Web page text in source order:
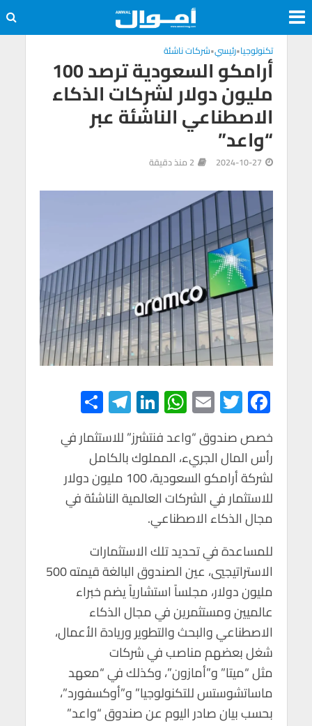
تكنولوجيا•رئيسي•شركات ناشئة
أرامكو السعودية ترصد 100
مليون دولار لشركات الذكاء
الاصطناعي الناشئة عبر
“واعد”
2024-10-27 2 منذ دقيقة
F
ac
e
b
o
o
k
T
wi
tt
er
E
m
ail
W
h
at
s
A
p
p
Li
n
ke
dI
n
Te
le
gr
a
m
h
ar
e
خصص صندوق “واعد فنتشرز” للاستثمار في
رأس المال الجريء، المملوك بالكامل
لشركة أرامكو السعودية، 100 مليون دولار
للاستثمار في الشركات العالمية الناشئة في
مجال الذكاء الاصطناعي.
للمساعدة في تحديد تلك الاستثمارات
الاستراتيجيي، عين الصندوق البالغة قيمته 500
مليون دولار، مجلساً استشارياً يضم خبراء
عالميين ومستثمرين في مجال الذكاء
الاصطناعي والبحث والتطوير وريادة الأعمال،
شغل بعضهم مناصب في شركات
مثل “ميتا” و”أمازون”، وكذلك في “معهد
ماساتشوستس للتكنولوجيا” و”أوكسفورد”،
بحسب بيان صادر اليوم عن صندوق “واعد”